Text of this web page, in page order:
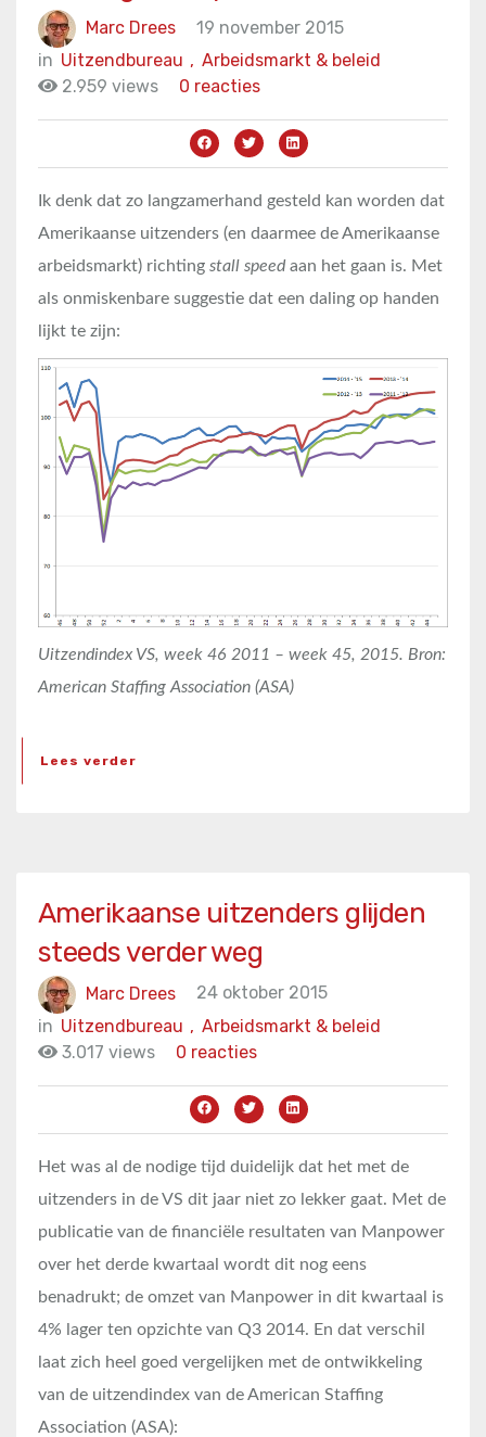
Marc Drees
19 november 2015
in
Arbeidsmarkt & beleid
Uitzendbureau ,
2.959 views
0 reacties
Ik denk dat zo langzamerhand gesteld kan worden dat
Amerikaanse uitzenders (en daarmee de Amerikaanse
arbeidsmarkt) richting stall speedaan het gaan is. Met
als onmiskenbare suggestie dat een daling op handen
lijkt te zijn:
Uitzendindex VS, week 46 2011 – week 45, 2015. Bron:
American Staffing Association (ASA)
Lees verder
Amerikaanse uitzenders glijden
steeds verder weg
Marc Drees
24 oktober 2015
in
Arbeidsmarkt & beleid
Uitzendbureau ,
3.017 views
0 reacties
Het was al de nodige tijd duidelijk dat het met de
uitzenders in de VS dit jaar niet zo lekker gaat. Met de
publicatie van de financiële resultaten van Manpower
over het derde kwartaal wordt dit nog eens
benadrukt; de omzet van Manpower in dit kwartaal is
4% lager ten opzichte van Q3 2014. En dat verschil
laat zich heel goed vergelijken met de ontwikkeling
van de uitzendindex van de American Staffing
Association (ASA):